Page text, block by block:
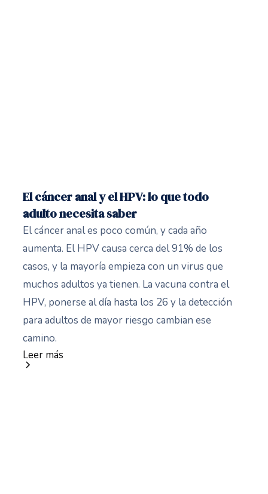
El cáncer anal y el HPV: lo que todo
adulto necesita saber
El cáncer anal es poco común, y cada año
aumenta. El HPV causa cerca del 91% de los
casos, y la mayoría empieza con un virus que
muchos adultos ya tienen. La vacuna contra el
HPV, ponerse al día hasta los 26 y la detección
para adultos de mayor riesgo cambian ese
camino.
Leer más